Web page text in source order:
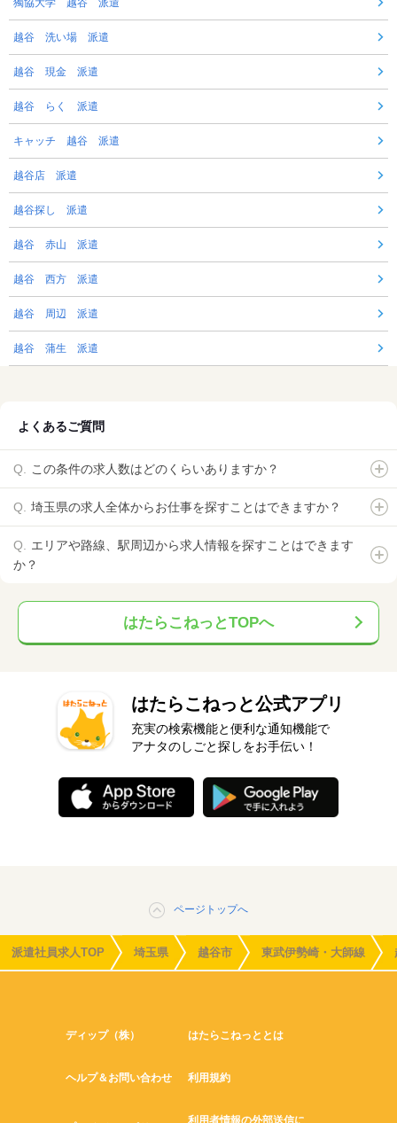
獨協大学 越谷 派遣
越谷 洗い場 派遣
越谷 現金 派遣
越谷 らく 派遣
キャッチ 越谷 派遣
越谷店 派遣
越谷探し 派遣
越谷 赤山 派遣
越谷 西方 派遣
越谷 周辺 派遣
越谷 蒲生 派遣
よくあるご質問
この条件の求人数はどのくらいありますか？
埼玉県の求人全体からお仕事を探すことはできますか？
エリアや路線、駅周辺から求人情報を探すことはできます
か？
はたらこねっとTOPへ
はたらこねっと公式アプリ
充実の検索機能と便利な通知機能で
アナタのしごと探しをお手伝い！
ページトップへ
派遣社員求人TOP 埼玉県 越谷市 東武伊勢崎・大師線
ディップ（株） はたらこねっととは
ヘルプ＆お問い合わせ 利用規約
利用者情報の外部送信に